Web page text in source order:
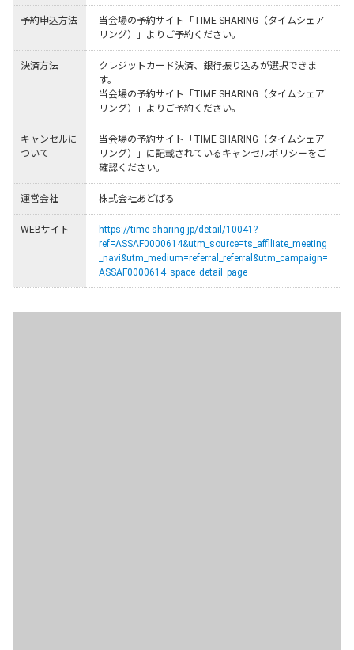
予約申込方法
当会場の予約サイト「TIME SHARING（タイムシェア
リング）」よりご予約ください。
決済方法
クレジットカード決済、銀行振り込みが選択できま
す。
当会場の予約サイト「TIME SHARING（タイムシェア
リング）」よりご予約ください。
キャンセルに
ついて
当会場の予約サイト「TIME SHARING（タイムシェア
リング）」に記載されているキャンセルポリシーをご
確認ください。
運営会社 株式会社あどばる
WEBサイト
https://time-sharing.jp/detail/10041?
ref=ASSAF0000614&utm_source=ts_affiliate_meeting
_navi&utm_medium=referral_referral&utm_campaign=
ASSAF0000614_space_detail_page